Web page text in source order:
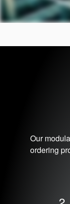
Our
ordering